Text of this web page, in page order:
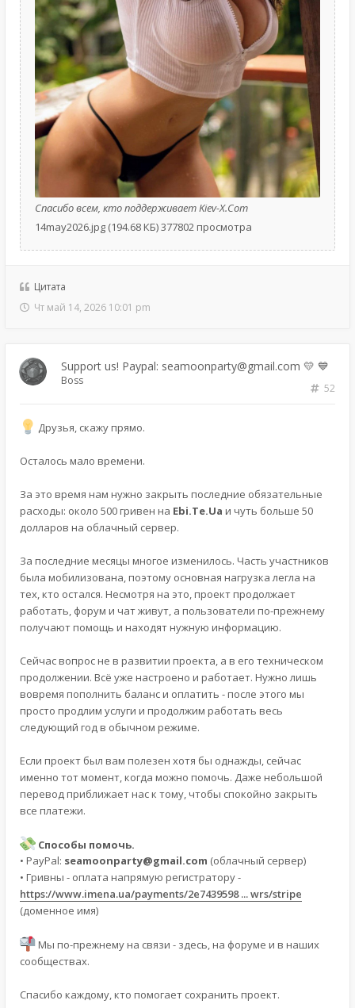
Спасибо всем, кто поддерживает Kiev-X.Com
14may2026.jpg (194.68 КБ) 377802 просмотра
Цитата
Чт май 14, 2026 10:01 pm
Support us! Paypal: seamoonparty@gmail.com 💛 💙
52
Boss
Друзья, скажу прямо.
Осталось мало времени.
За это время нам нужно закрыть последние обязательные
расходы: около 500 гривен на Ebi.Te.Ua и чуть больше 50
долларов на облачный сервер.
За последние месяцы многое изменилось. Часть участников
была мобилизована, поэтому основная нагрузка легла на
тех, кто остался. Несмотря на это, проект продолжает
работать, форум и чат живут, а пользователи по-прежнему
получают помощь и находят нужную информацию.
Сейчас вопрос не в развитии проекта, а в его техническом
продолжении. Всё уже настроено и работает. Нужно лишь
вовремя пополнить баланс и оплатить - после этого мы
просто продлим услуги и продолжим работать весь
следующий год в обычном режиме.
Если проект был вам полезен хотя бы однажды, сейчас
именно тот момент, когда можно помочь. Даже небольшой
перевод приближает нас к тому, чтобы спокойно закрыть
все платежи.
Способы помочь.
• PayPal: seamoonparty@gmail.com (облачный сервер)
• Гривны - оплата напрямую регистратору -
https://www.imena.ua/payments/2e7439598 ... wrs/stripe
(доменное имя)
Мы по-прежнему на связи - здесь, на форуме и в наших
сообществах.
Спасибо каждому, кто помогает сохранить проект.